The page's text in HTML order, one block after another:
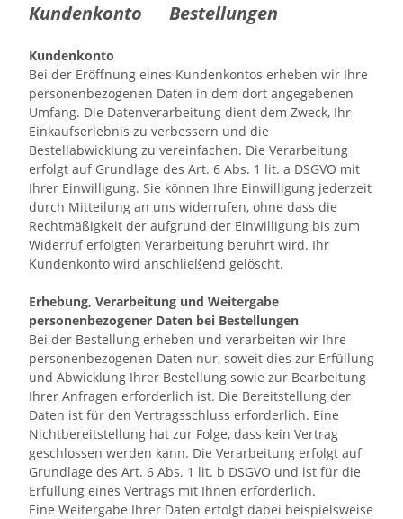
Kundenkonto Bestellungen
Kundenkonto
Bei der Eröffnung eines Kundenkontos erheben wir Ihre
personenbezogenen Daten in dem dort angegebenen
Umfang. Die Datenverarbeitung dient dem Zweck, Ihr
Einkaufserlebnis zu verbessern und die
Bestellabwicklung zu vereinfachen. Die Verarbeitung
erfolgt auf Grundlage des Art. 6 Abs. 1 lit. a DSGVO mit
Ihrer Einwilligung. Sie können Ihre Einwilligung jederzeit
durch Mitteilung an uns widerrufen, ohne dass die
Rechtmäßigkeit der aufgrund der Einwilligung bis zum
Widerruf erfolgten Verarbeitung berührt wird. Ihr
Kundenkonto wird anschließend gelöscht.
Erhebung, Verarbeitung und Weitergabe
personenbezogener Daten bei Bestellungen
Bei der Bestellung erheben und verarbeiten wir Ihre
personenbezogenen Daten nur, soweit dies zur Erfüllung
und Abwicklung Ihrer Bestellung sowie zur Bearbeitung
Ihrer Anfragen erforderlich ist. Die Bereitstellung der
Daten ist für den Vertragsschluss erforderlich. Eine
Nichtbereitstellung hat zur Folge, dass kein Vertrag
geschlossen werden kann. Die Verarbeitung erfolgt auf
Grundlage des Art. 6 Abs. 1 lit. b DSGVO und ist für die
Erfüllung eines Vertrags mit Ihnen erforderlich.
Eine Weitergabe Ihrer Daten erfolgt dabei beispielsweise